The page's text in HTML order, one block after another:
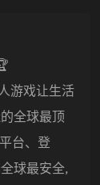
游戏让生活
全球最顶
台、登
球最安全,